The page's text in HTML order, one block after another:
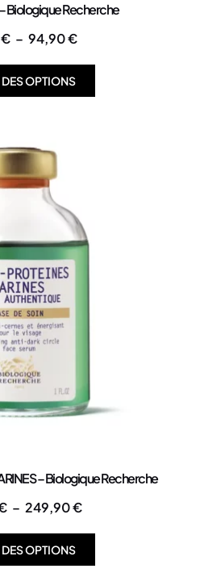
Biologique Recherche
€ – 94,90€
OPTIONS
– Biologique Recherche
– 249,90€
OPTIONS